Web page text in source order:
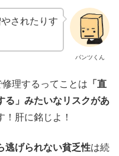
パンツくん
されたりす
理するってことは 「直
る」みたいなリスクがあ
！肝に銘じよ！
逃げられない貧乏性は続